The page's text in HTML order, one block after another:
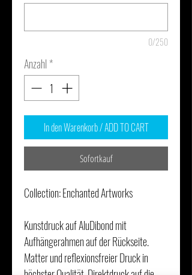
0/250
Anzahl*
In den Warenkorb / ADD TO CART
Sofortkauf
Collection: Enchanted Artworks
Kunstdruck auf AluDibond mit
Aufhängerahmen auf der Rückseite.
Matter und reflexionsfreier Druck in